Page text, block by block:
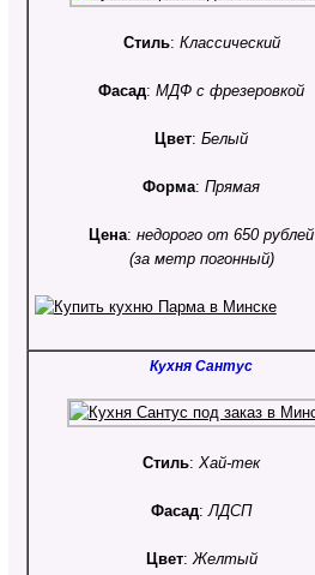
Стиль: Классический
Фасад:МДФ с фрезеровкой
Цвет:Белый
Форма:Прямая
Цена:недорого от 650 рублей
(за метр погонный)
Кухня Сантус
Стиль:Хай-тек
Фасад:ЛДСП
Цвет:Желтый